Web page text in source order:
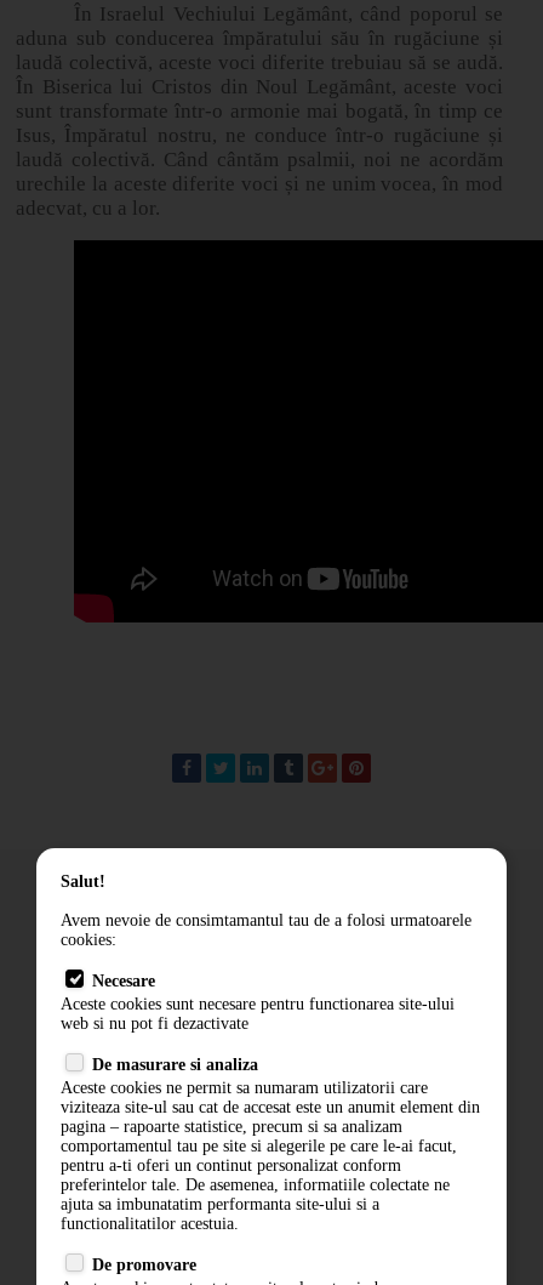
În Israelul Vechiului Legământ, când poporul se
aduna sub conducerea împăratului său în rugăciune și
laudă colectivă, aceste voci diferite trebuiau să se audă.
În Biserica lui Cristos din Noul Legământ, aceste voci
sunt transformate într-o armonie mai bogată, în timp ce
Isus, Împăratul nostru, ne conduce într-o rugăciune și
laudă colectivă. Când cântăm psalmii, noi ne acordăm
urechile la aceste diferite voci și ne unim vocea, în mod
adecvat, cu a lor.
Cum comand
Livrare
Contact
Politica de confidentialitate
ANPC
Salut!
Avem nevoie de consimtamantul tau de a folosi urmatoarele
cookies:
Necesare
Aceste cookies sunt necesare pentru functionarea site-ului
web si nu pot fi dezactivate
De masurare si analiza
Aceste cookies ne permit sa numaram utilizatorii care
viziteaza site-ul sau cat de accesat este un anumit element din
pagina – rapoarte statistice, precum si sa analizam
comportamentul tau pe site si alegerile pe care le-ai facut,
pentru a-ti oferi un continut personalizat conform
preferintelor tale. De asemenea, informatiile colectate ne
ajuta sa imbunatatim performanta site-ului si a
functionalitatilor acestuia.
De promovare